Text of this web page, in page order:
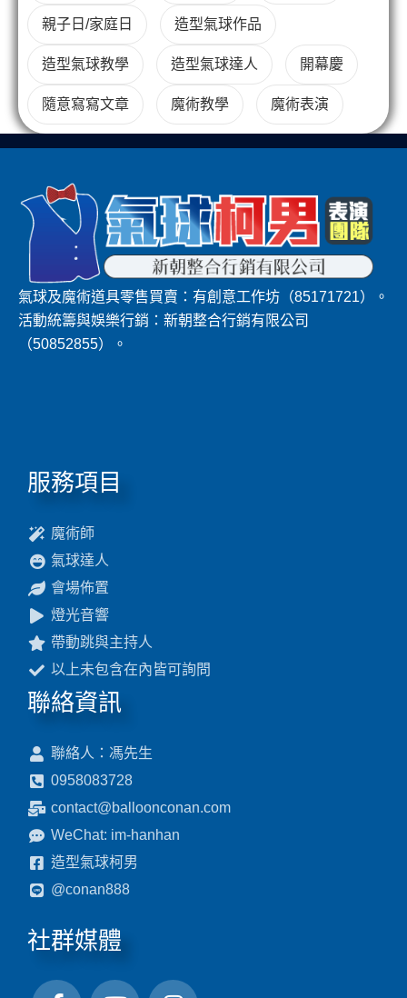
親子日/家庭日 造型氣球作品
造型氣球教學 造型氣球達人 開幕慶
隨意寫寫文章 魔術教學 魔術表演
氣球及魔術道具零售買賣：有創意工作坊（85171721）。
活動統籌與娛樂行銷：新朝整合行銷有限公司
（50852855）。
服務項目
魔術師
氣球達人
會場佈置
燈光音響
帶動跳與主持人
以上未包含在內皆可詢問
聯絡資訊
聯絡人：馮先生
0958083728
contact@balloonconan.com
WeChat: im-hanhan
造型氣球柯男
@conan888
社群媒體